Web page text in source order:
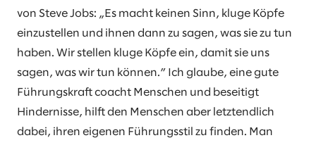
von Steve Jobs: „Es macht keinen Sinn, kluge Köpfe
einzustellen und ihnen dann zu sagen, was sie zu tun
haben. Wir stellen kluge Köpfe ein, damit sie uns
sagen, was wir tun können.” Ich glaube, eine gute
Führungskraft coacht Menschen und beseitigt
Hindernisse, hilft den Menschen aber letztendlich
dabei, ihren eigenen Führungsstil zu finden. Man